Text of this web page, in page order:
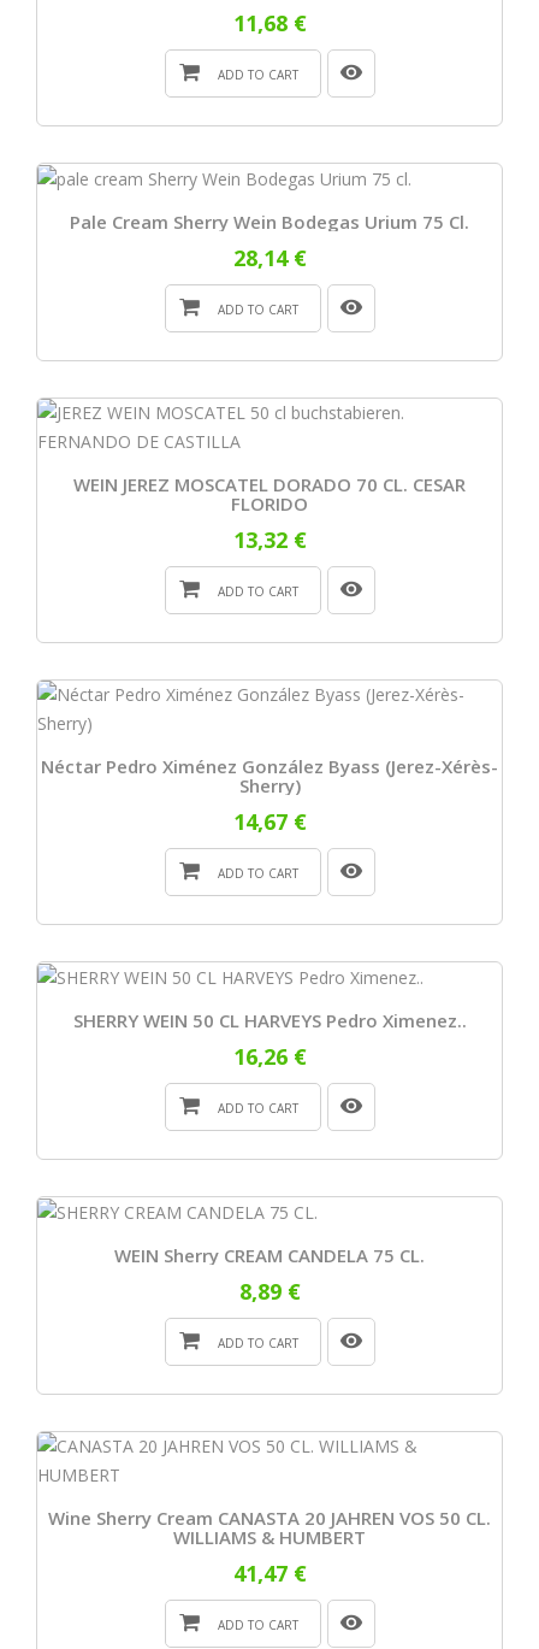
11,68 €
ADD TO CART
Pale Cream Sherry Wein Bodegas Urium 75 Cl.
28,14 €
ADD TO CART
WEIN JEREZ MOSCATEL DORADO 70 CL. CESAR
FLORIDO
13,32 €
ADD TO CART
Néctar Pedro Ximénez González Byass (Jerez-Xérès-
Sherry)
14,67 €
ADD TO CART
SHERRY WEIN 50 CL HARVEYS Pedro Ximenez..
16,26 €
ADD TO CART
WEIN Sherry CREAM CANDELA 75 CL.
8,89 €
ADD TO CART
Wine Sherry Cream CANASTA 20 JAHREN VOS 50 CL.
WILLIAMS & HUMBERT
41,47 €
ADD TO CART